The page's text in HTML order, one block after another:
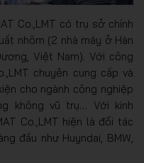
Co.,LMT có trụ sở chính
nhôm (2 nhà máy ở Hàn
Việt Nam). Với công
chuyên cung cấp và
cho ngành công nghiệp
không vũ trụ… Với kinh
Co.,LMT hiện là đối tác
đầu như Huyndai, BMW,